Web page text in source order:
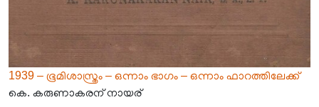
1939 – ഭൂമിശാസ്ത്രം – ഒന്നാം ഭാഗം – ഒന്നാം ഫാറത്തിലേക്ക്
കെ. കരുണാകരന്‍ നായര്‍